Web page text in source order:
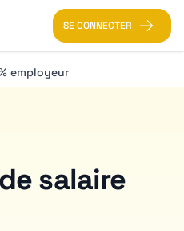
SE CONNECTER
employeur
salaire